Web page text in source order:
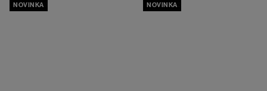
NOVINKA NOVINKA